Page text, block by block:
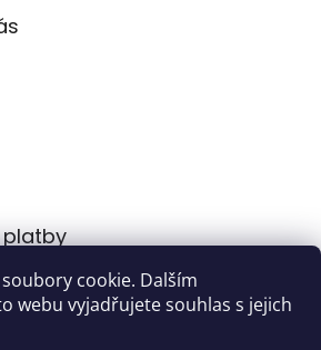
cookie. Dalším
webu vyjadřujete souhlas s jejich
platby